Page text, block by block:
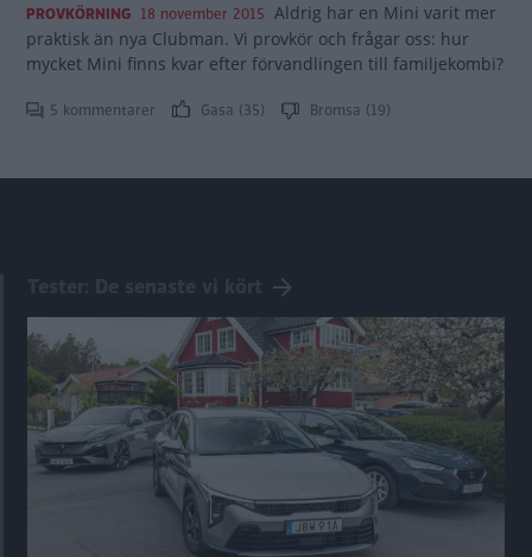
PROVKÖRNING 18 november 2015 Aldrig har en Mini varit mer
praktisk än nya Clubman. Vi provkör och frågar oss: hur
mycket Mini finns kvar efter förvandlingen till familjekombi?
5 kommentarer Gasa (35) Bromsa (19)